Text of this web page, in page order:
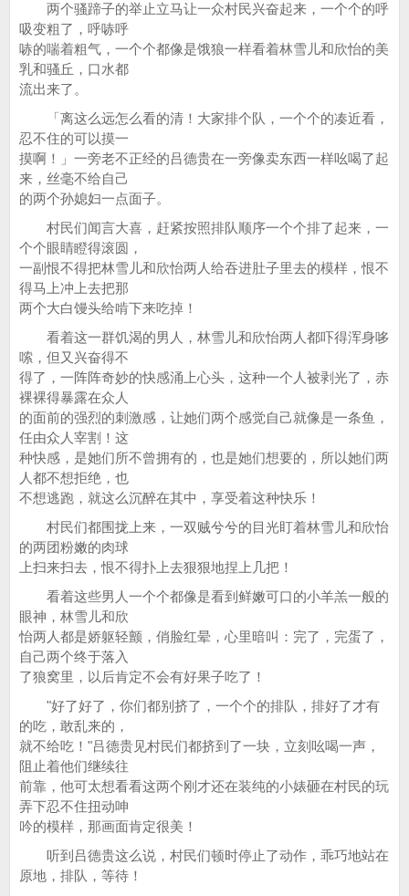
两个骚蹄子的举止立马让一众村民兴奋起来，一个个的呼
吸变粗了，呼哧呼
哧的喘着粗气，一个个都像是饿狼一样看着林雪儿和欣怡的美
乳和骚丘，口水都
流出来了。
「离这么远怎么看的清！大家排个队，一个个的凑近看，
忍不住的可以摸一
摸啊！」一旁老不正经的吕德贵在一旁像卖东西一样吆喝了起
来，丝毫不给自己
的两个孙媳妇一点面子。
村民们闻言大喜，赶紧按照排队顺序一个个排了起来，一
个个眼睛瞪得滚圆，
一副恨不得把林雪儿和欣怡两人给吞进肚子里去的模样，恨不
得马上冲上去把那
两个大白馒头给啃下来吃掉！
看着这一群饥渴的男人，林雪儿和欣怡两人都吓得浑身哆
嗦，但又兴奋得不
得了，一阵阵奇妙的快感涌上心头，这种一个人被剥光了，赤
裸裸得暴露在众人
的面前的强烈的刺激感，让她们两个感觉自己就像是一条鱼，
任由众人宰割！这
种快感，是她们所不曾拥有的，也是她们想要的，所以她们两
人都不想拒绝，也
不想逃跑，就这么沉醉在其中，享受着这种快乐！
村民们都围拢上来，一双贼兮兮的目光盯着林雪儿和欣怡
的两团粉嫩的肉球
上扫来扫去，恨不得扑上去狠狠地捏上几把！
看着这些男人一个个都像是看到鲜嫩可口的小羊羔一般的
眼神，林雪儿和欣
怡两人都是娇躯轻颤，俏脸红晕，心里暗叫：完了，完蛋了，
自己两个终于落入
了狼窝里，以后肯定不会有好果子吃了！
"好了好了，你们都别挤了，一个个的排队，排好了才有
的吃，敢乱来的，
就不给吃！"吕德贵见村民们都挤到了一块，立刻吆喝一声，
阻止着他们继续往
前靠，他可太想看看这两个刚才还在装纯的小婊砸在村民的玩
弄下忍不住扭动呻
吟的模样，那画面肯定很美！
听到吕德贵这么说，村民们顿时停止了动作，乖巧地站在
原地，排队，等待！